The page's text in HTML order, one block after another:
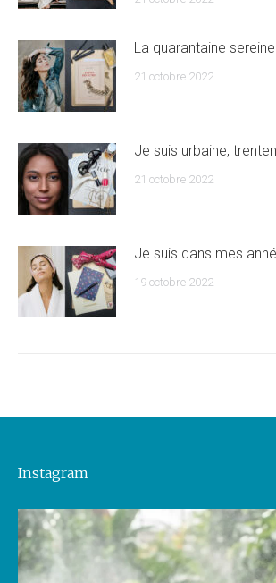
La quarantaine sereine
21 octobre 2022
Je suis urbaine,
21 octobre 2022
Je suis dans mes
19 octobre 2022
Instagram